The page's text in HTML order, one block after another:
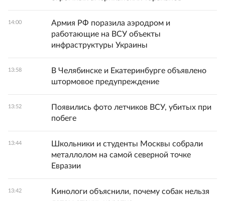
14:00
Армия РФ поразила аэродром и
работающие на ВСУ объекты
инфраструктуры Украины
13:58
В Челябинске и Екатеринбурге объявлено
штормовое предупреждение
13:52
Появились фото летчиков ВСУ, убитых при
побеге
13:44
Школьники и студенты Москвы собрали
металлолом на самой северной точке
Евразии
13:42
Кинологи объяснили, почему собак нельзя